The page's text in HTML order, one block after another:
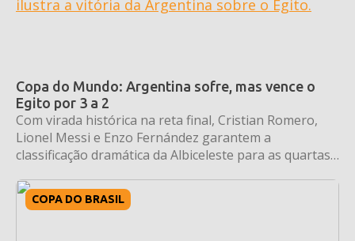
Copa do Mundo: Argentina sofre, mas vence o
Egito por 3 a 2
Com virada histórica na reta final, Cristian Romero,
Lionel Messi e Enzo Fernández garantem a
classificação dramática da Albiceleste para as quartas
COPA DO BRASIL